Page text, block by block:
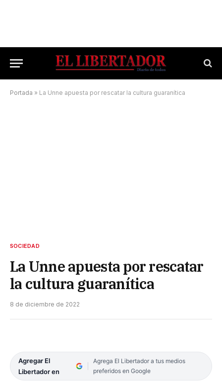
Portada » La Unne apuesta por rescatar la cultura guaranítica
SOCIEDAD
La Unne apuesta por rescatar
la cultura guaranítica
8 de diciembre de 2022
Agregar El
Libertador en
Agrega El Libertador a tus medios
preferidos en Google